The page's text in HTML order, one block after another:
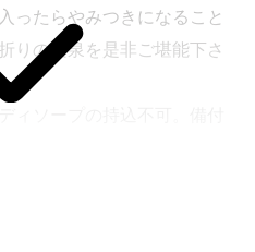
ったらやみつきになること
りの良泉を是非ご堪能下さ